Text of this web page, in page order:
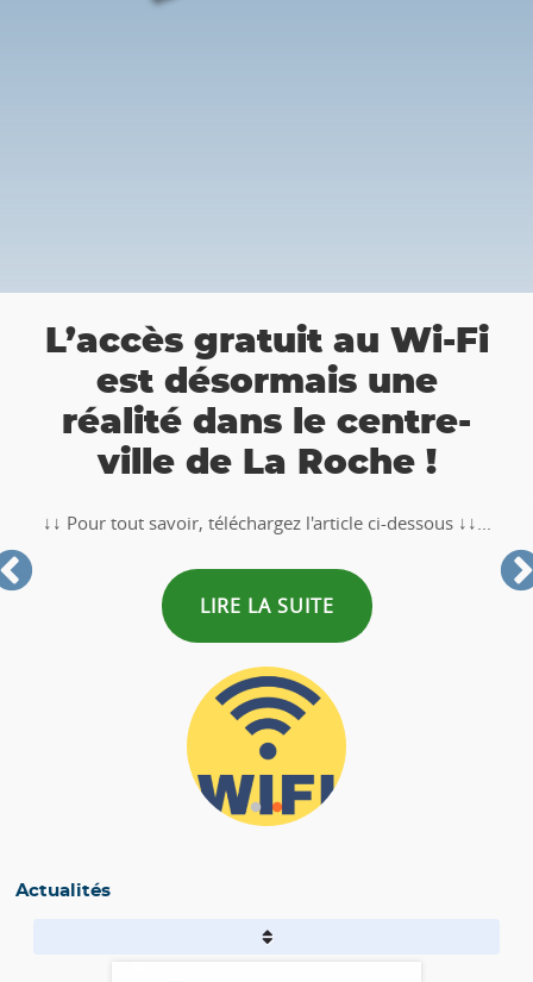
gratuit au Wi-Fi
désormais une
dans le centre-
de La Roche !
téléchargez l'article ci-dessous ↓↓...
LIRE LA SUITE
👉
🥾🚶‍♂️‍➡️ ‼
Actualités